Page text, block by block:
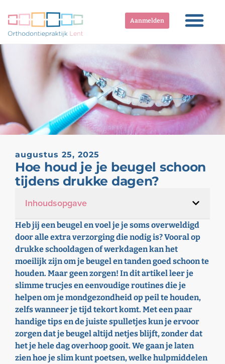
Aanmelden
augustus 25, 2025
Hoe houd je je beugel schoon
tijdens drukke dagen?
Inhoudsopgave
Heb jij een beugel en voel je je soms overweldigd
door alle extra verzorging die nodig is? Vooral op
drukke schooldagen of werkdagen kan het
moeilijk zijn om je beugel en tanden goed schoon te
houden. Maar geen zorgen! In dit artikel leer je
slimme trucjes en eenvoudige routines die je
helpen om je mondgezondheid op peil te houden,
zelfs wanneer je tijd tekort komt. Met een paar
handige tips en de juiste spulletjes kun je ervoor
zorgen dat je beugel altijd netjes blijft, zonder dat
het je hele dag overhoop gooit. We gaan je laten
zien hoe je slim kunt poetsen, welke hulpmiddelen